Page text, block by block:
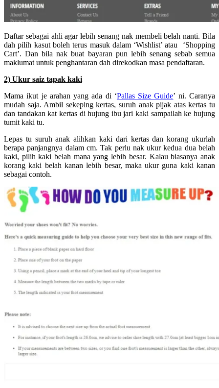
Daftar sebagai ahli agar lebih senang nak membeli belah nanti. Bila
dah pilih kasut boleh terus masuk dalam ‘Wishlist’ atau ‘Shopping
Cart’. Dan bila nak buat bayaran pun lebih senang sebab semua
maklumat untuk penghantaran dah direkodkan masa pendaftaran.
2) Ukur saiz tapak kaki
Mama ikut je arahan yang ada di ‘Pallas Size Guide’ ni. Caranya
mudah saja. Ambil sekeping kertas, suruh anak pijak atas kertas tu
dan tandakan kat kertas di hujung ibu jari kaki sampailah ke hujung
tumit kaki tu.
Lepas tu suruh anak alihkan kaki dari kertas dan korang ukurlah
berapa panjangnya dalam cm. Tak perlu nak ukur kedua dua belah
kaki, pilih kaki belah mana yang lebih besar. Kalau biasanya anak
korang kaki belah kanan lebih besar, maka ukur guna kaki kanan
sebagai contoh.